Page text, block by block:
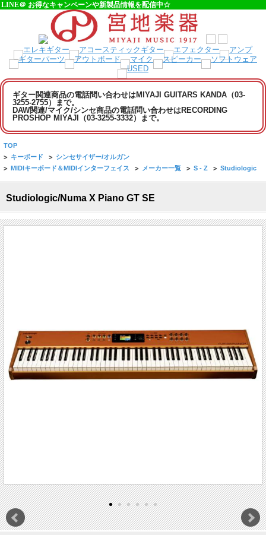
LINE＠ お得なキャンペーンや新製品情報を配信中☆
ギター関連商品の電話問い合わせはMIYAJI GUITARS KANDA（03-
3255-2755）まで。
DAW関連/マイク/シンセ商品の電話問い合わせはRECORDING
PROSHOP MIYAJI（03-3255-3332）まで。
TOP
> キーボード > シンセサイザー/オルガン
> MIDIキーボード＆MIDIインターフェイス > メーカー一覧 > S - Z > Studiologic
Studiologic/Numa X Piano GT SE